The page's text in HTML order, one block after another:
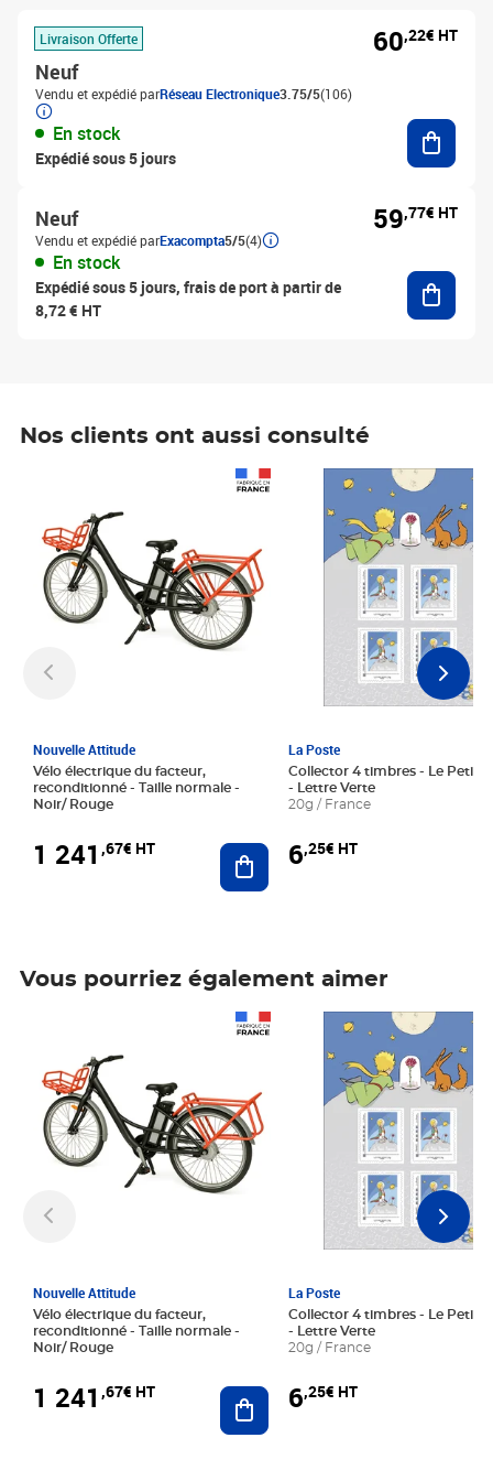
Livraison Offerte
Neuf
Vendu et expédié parRéseau Electronique3.75/5(106)
En stock
Expédié sous 5 jours
60,22€ HT
Neuf
Vendu et expédié parExacompta5/5(4)
En stock
Expédié sous 5 jours, frais de port à partir de
8,72 € HT
59,77€ HT
Nos clients ont aussi consulté
Nouvelle Attitude
Vélo électrique du facteur,
reconditionné - Taille normale -
Noir/ Rouge
1 241 ,67€ HT Ajouter au panier
La Poste
Collector 4 timbres - Le Petit
- Lettre Verte
20g / France
6,25€ HT
Prix 6,25€ HT
Vous pourriez également aimer
Nouvelle Attitude
Vélo électrique du facteur,
reconditionné - Taille normale -
Noir/ Rouge
1 241 ,67€ HT Ajouter au panier
La Poste
Collector 4 timbres - Le Petit
- Lettre Verte
20g / France
6,25€ HT
Prix 6,25€ HT